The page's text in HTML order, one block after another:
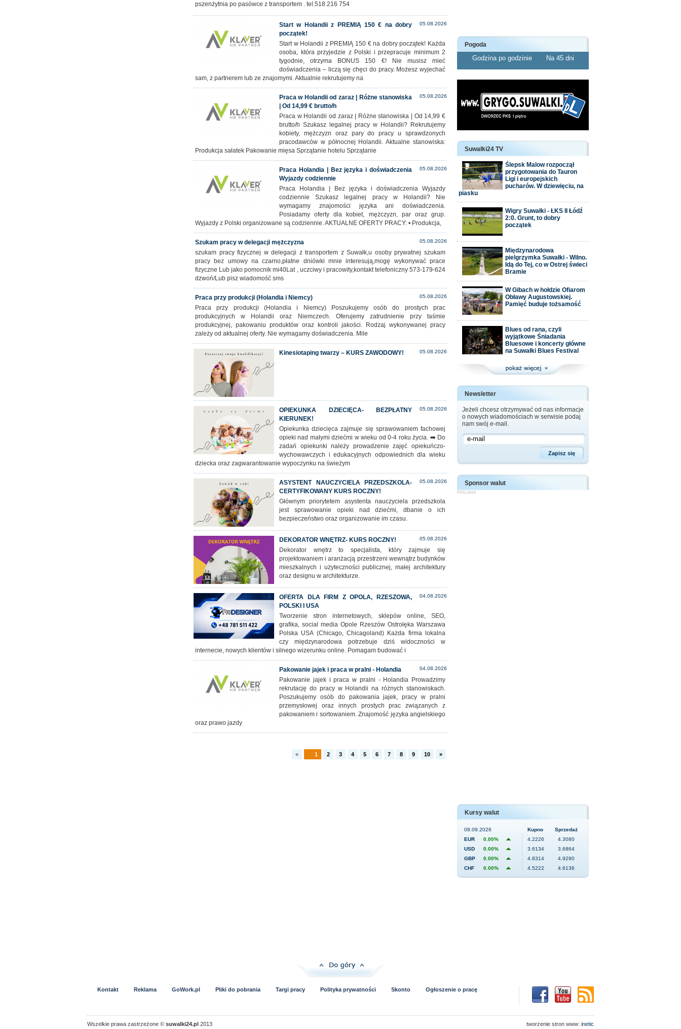
pszenżytnia po pasówce z transportem . tel.518 216 754
05.08.2026
Start w Holandii z PREMIĄ 150 € na dobry
początek!
Start w Holandii z PREMIĄ 150 € na dobry początek! Każda
osoba, która przyjedzie z Polski i przepracuje minimum 2
tygodnie, otrzyma BONUS 150 €! Nie musisz mieć
doświadczenia – liczą się chęci do pracy. Możesz wyjechać
sam, z partnerem lub ze znajomymi. Aktualnie rekrutujemy na
05.08.2026
Praca w Holandii od zaraz | Różne stanowiska
| Od 14,99 € brutto/h
Praca w Holandii od zaraz | Różne stanowiska | Od 14,99 €
brutto/h Szukasz legalnej pracy w Holandii? Rekrutujemy
kobiety, mężczyzn oraz pary do pracy u sprawdzonych
pracodawców w północnej Holandii. Aktualne stanowiska:
Produkcja sałatek Pakowanie mięsa Sprzątanie hotelu Sprzątanie
05.08.2026
Praca Holandia | Bez języka i doświadczenia
Wyjazdy codziennie
Praca Holandia | Bez języka i doświadczenia Wyjazdy
codziennie Szukasz legalnej pracy w Holandii? Nie
wymagamy znajomości języka ani doświadczenia.
Posiadamy oferty dla kobiet, mężczyzn, par oraz grup.
Wyjazdy z Polski organizowane są codziennie. AKTUALNE OFERTY PRACY: • Produkcja,
05.08.2026
Szukam pracy w delegacji mężczyzna
szukam pracy fizycznej w delegacji z transportem z Suwałk,u osoby prywatnej szukam
pracy bez umowy na czarno,płatne dniówki mnie interesują,mogę wykonywać prace
fizyczne Lub jako pomocnik mi40Lat , uczciwy i pracowity,kontakt telefoniczny 573-179-624
dzwoń/Lub pisz wiadomość sms
05.08.2026
Praca przy produkcji (Holandia i Niemcy)
Praca przy produkcji (Holandia i Niemcy) Poszukujemy osób do prostych prac
produkcyjnych w Holandii oraz Niemczech. Oferujemy zatrudnienie przy taśmie
produkcyjnej, pakowaniu produktów oraz kontroli jakości. Rodzaj wykonywanej pracy
zależy od aktualnej oferty. Nie wymagamy doświadczenia. Mile
05.08.2026
Kinesiotaping twarzy – KURS ZAWODOWY!
05.08.2026
OPIEKUNKA DZIECIĘCA- BEZPŁATNY
KIERUNEK!
Opiekunka dziecięca zajmuje się sprawowaniem fachowej
opieki nad małymi dziećmi w wieku od 0-4 roku życia. ➡️ Do
zadań opiekunki należy prowadzenie zajęć opiekuńczo-
wychowawczych i edukacyjnych odpowiednich dla wieku
dziecka oraz zagwarantowanie wypoczynku na świeżym
05.08.2026
ASYSTENT NAUCZYCIELA PRZEDSZKOLA-
CERTYFIKOWANY KURS ROCZNY!
Głównym priorytetem asystenta nauczyciela przedszkola
jest sprawowanie opieki nad dziećmi, dbanie o ich
bezpieczeństwo oraz organizowanie im czasu.
05.08.2026
DEKORATOR WNĘTRZ- KURS ROCZNY!
Dekorator wnętrz to specjalista, który zajmuje się
projektowaniem i aranżacją przestrzeni wewnątrz budynków
mieszkalnych i użyteczności publicznej, małej architektury
oraz designu w architekturze.
04.08.2026
OFERTA DLA FIRM Z OPOLA, RZESZOWA,
POLSKI I USA
Tworzenie stron internetowych, sklepów online, SEO,
grafika, social media Opole Rzeszów Ostrołęka Warszawa
Polska USA (Chicago, Chicagoland) Każda firma lokalna
czy międzynarodowa potrzebuje dziś widoczności w
internecie, nowych klientów i silnego wizerunku online. Pomagam budować i
04.08.2026
Pakowanie jajek i praca w pralni - Holandia
Pakowanie jajek i praca w pralni - Holandia Prowadzimy
rekrutację do pracy w Holandii na różnych stanowiskach.
Poszukujemy osób do pakowania jajek, pracy w pralni
przemysłowej oraz innych prostych prac związanych z
pakowaniem i sortowaniem. Znajomość języka angielskiego
oraz prawo jazdy
« 1 2 3 4 5 6 7 8 9 10 »
Pogoda
Godzina po godzinie Na 45 dni
Suwałki24 TV
Ślepsk Malow rozpoczął
przygotowania do Tauron
Ligi i europejskich
pucharów. W dziewięciu, na
piasku
Wigry Suwałki - ŁKS II Łódź
2:0. Grunt, to dobry
początek
Międzynarodowa
pielgrzymka Suwałki - Wilno.
Idą do Tej, co w Ostrej świeci
Bramie
W Gibach w hołdzie Ofiarom
Obławy Augustowskiej.
Pamięć buduje tożsamość
Blues od rana, czyli
wyjątkowe Śniadania
Bluesowe i koncerty główne
na Suwałki Blues Festival
Newsletter
Jeżeli chcesz otrzymywać od nas informacje
o nowych wiadomościach w serwisie podaj
nam swój e-mail.
Sponsor walut
Kursy walut
08.09.2026 Kupno
Sprzedaż
EUR
0.00% 4.2226
4.3080
USD
0.00% 3.6134
3.6864
GBP
0.00% 4.8314
4.9290
CHF
0.00% 4.5222 4.6136
Kontakt Reklama GoWork.pl Pliki do pobrania Targi pracy Polityka prywatności Skonto Ogłoszenie o pracę
Wszelkie prawa zastrzeżone © suwalki24.pl 2013 tworzenie stron www: inetic